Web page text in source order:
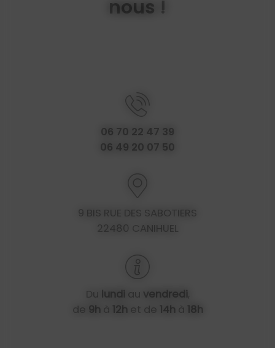
nous !
06 70 22 47 39
06 49 20 07 50
9 BIS RUE DES SABOTIERS
22480 CANIHUEL
Du lundi au vendredi,
de 9h à 12h et de 14h à 18h